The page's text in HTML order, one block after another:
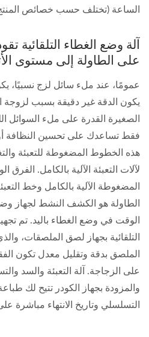
الساعة (تختلف حسب خصائص
آلة وضع الغطاء التلقائية
على الطاولة إلى مستوى
عمومًا، عند ملء سائل لزج نسبيًا،
يكون الدقة غير دقيقة بسبب
الصغيرة القدرة على ملء السوائل
فقط تساعدك على تحسين النظافة أو
هذه الخطوط المضغوطة للتعبئة
لآلات التعبئة الآلية بالكامل. الفرق
المضغوطة الآلية بالكامل وخط
الطاولة هو الكشف النشط لجهاز
الوقت في وضع الغطاء باليد. تم
التلقائية بجهاز لصق الملصقات،
الملصق بدقة وتقليل معدل تكون
على الزجاجة. آلة التعبئة والسد
والمزودة بجهاز الكودر تتيح لك
التسلسلي وتاريخ الانتهاء مباشرة